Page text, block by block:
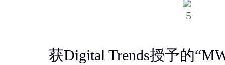
获Digital Trends授予的